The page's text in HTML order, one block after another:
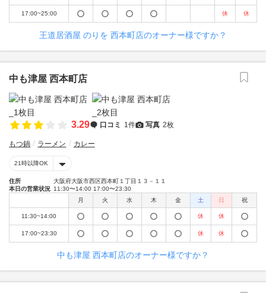
17:00~25:00 休 休
王道居酒屋 のりを 西本町店のオーナー様ですか？
中も津屋 西本町店
3.29 口コミ 1件 写真 2枚
もつ鍋 ラーメン カレー
21時以降OK
住所
大阪府大阪市西区西本町１丁目１３－１１
本日の営業状況 11:30〜14:00 17:00〜23:30
月
火 水 木 金 土 日 祝
11:30~14:00 休 休
17:00~23:30 休 休
中も津屋 西本町店のオーナー様ですか？